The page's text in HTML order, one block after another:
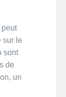
peut
sur le
sont
de
un